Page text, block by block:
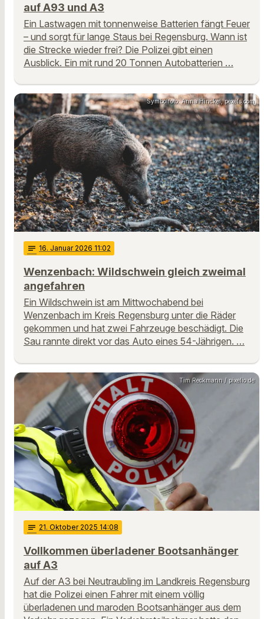
auf A93 und A3
Ein Lastwagen mit tonnenweise Batterien fängt Feuer
– und sorgt für lange Staus bei Regensburg. Wann ist
die Strecke wieder frei? Die Polizei gibt einen
Ausblick. Ein mit rund 20 Tonnen Autobatterien …
Symbolfoto: Anna Hinckel, pexels.com
notes 16. Januar 2026 11:02
Wenzenbach: Wildschwein gleich zweimal
angefahren
Ein Wildschwein ist am Mittwochabend bei
Wenzenbach im Kreis Regensburg unter die Räder
gekommen und hat zwei Fahrzeuge beschädigt. Die
Sau rannte direkt vor das Auto eines 54-Jährigen. …
Tim Reckmann / pixelio.de
notes 21. Oktober 2025 14:08
Vollkommen überladener Bootsanhänger
auf A3
Auf der A3 bei Neutraubling im Landkreis Regensburg
hat die Polizei einen Fahrer mit einem völlig
überladenen und maroden Bootsanhänger aus dem